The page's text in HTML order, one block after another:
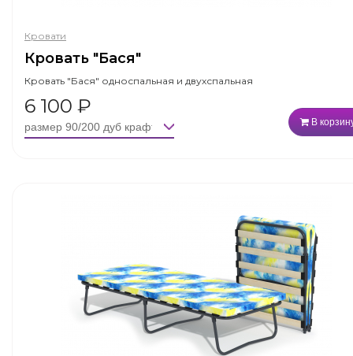
Кровати
Кровать "Бася"
Кровать "Бася" односпальная и двухспальная
6 100 ₽
В